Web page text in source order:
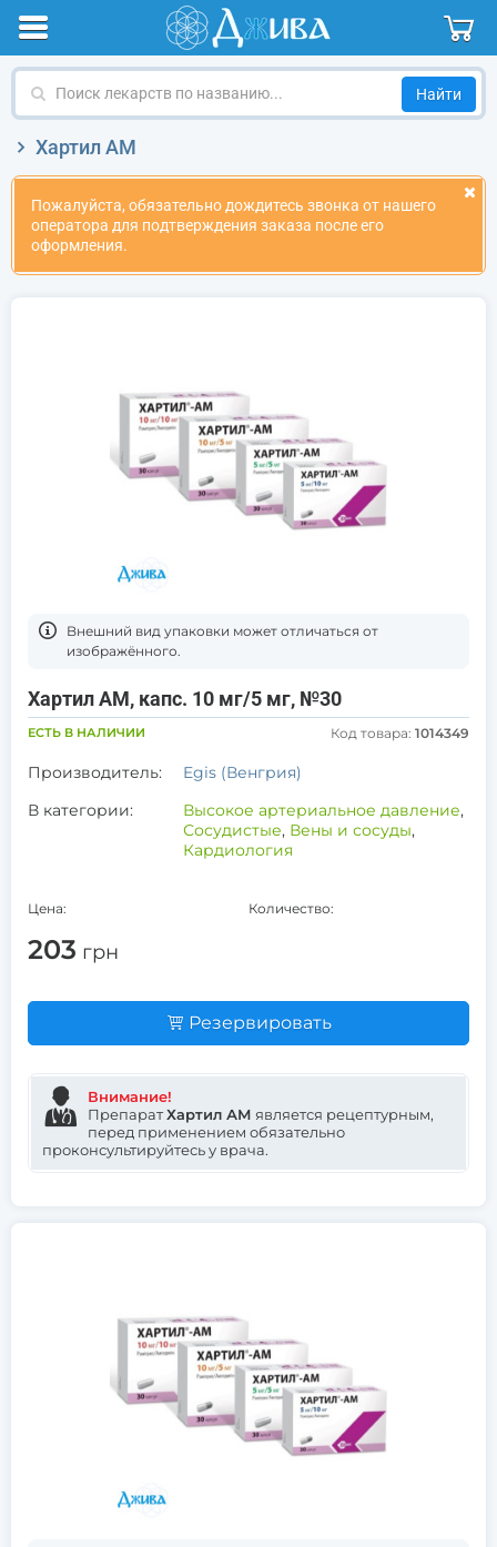
Поиск
названию
Хартил АМ
Пожалуйста, обязательно дождитесь звонка от нашего
оператора для подтверждения заказа после его
оформления.
Bнешний вид упаковки может отличаться от
изображённого.
Хартил АМ, капс. 10 мг/5 мг, №30
ЕСТЬ В НАЛИЧИИ Код товара: 1014349
Производитель:
Egis (Венгрия)
В категории:
Высокое артериальное давление,
Сосудистые, Вены и сосуды,
Кардиология
Цена:
203 грн
Количество:
Резервировать
Внимание!
ПрепаратХартил АМ является рецептурным,
перед применением обязательно
проконсультируйтесь у врача.